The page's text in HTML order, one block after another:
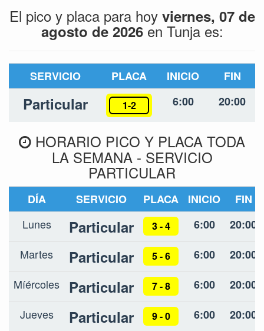
El pico y placa para hoy viernes, 07 de
agosto de 2026en Tunja es:
SERVICIO PLACA INICIO FIN
Particular 1-2 6:00 20:00
HORARIO PICO Y PLACA TODA
LA SEMANA - SERVICIO
PARTICULAR
DÍA SERVICIO PLACA INICIO
FIN
Lunes
Particular 3 - 4 6:00
20:00
Martes
Particular 5 - 6 6:00
20:00
Míércoles
Particular 7 - 8 6:00
20:00
Jueves
Particular 9 - 0 6:00
20:00